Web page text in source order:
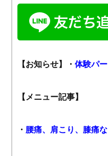
【お知らせ】 ・体験パ
【メニュー記事】
・ 腰痛、肩こり、膝痛